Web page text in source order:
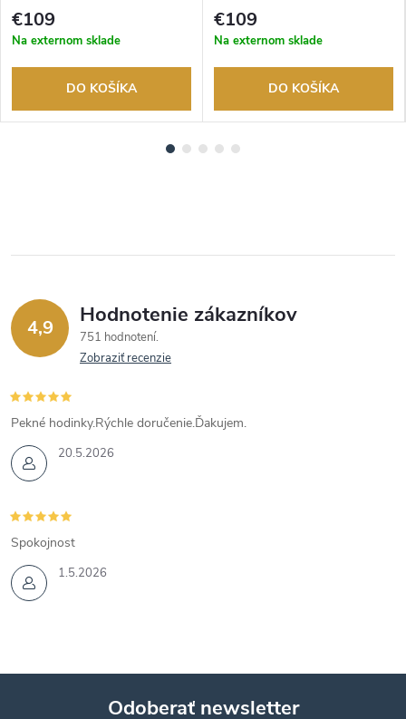
tovaru. Autorizovaný predajca.
€109
Na externom sklade
DO KOŠÍKA
tovaru. Autorizovaný predajca.
€109
Na externom sklade
DO KOŠÍKA
4,9 Hodnotenie zákazníkov
751 hodnotení
Zobraziť recenzie
20.5.2026
Pekné hodinky.Rýchle doručenie.Ďakujem.
1.5.2026
Spokojnost
Odoberať newsletter